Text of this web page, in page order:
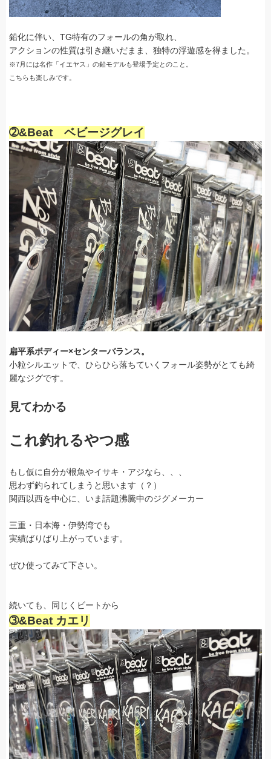
鉛化に伴い、TG特有のフォールの角が取れ、
アクションの性質は引き継いだまま、独特の浮遊感を得ました。
※7月には名作「イエヤス」の鉛モデルも登場予定とのこと。
こちらも楽しみです。
➁&Beat ベビージグレイ
扁平系ボディー×センターバランス。
小粒シルエットで、ひらひら落ちていくフォール姿勢がとても綺
麗なジグです。
見てわかる
これ釣れるやつ感
もし仮に自分が根魚やイサキ・アジなら、、、
思わず釣られてしまうと思います（？）
関西以西を中心に、いま話題沸騰中のジグメーカー
三重・日本海・伊勢湾でも
実績ばりばり上がっています。
ぜひ使ってみて下さい。
続いても、同じくビートから
➂&Beat カエリ